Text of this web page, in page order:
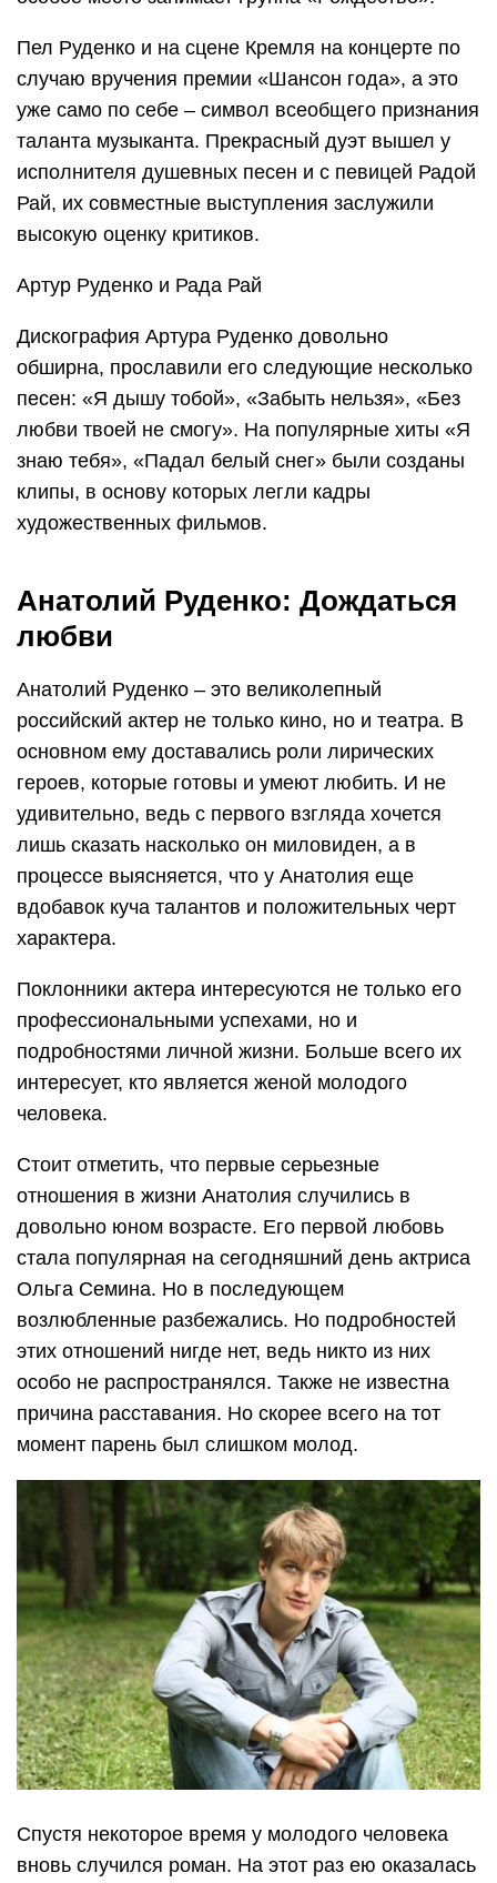
Пел Руденко и на сцене Кремля на концерте по
случаю вручения премии «Шансон года», а это
уже само по себе – символ всеобщего признания
таланта музыканта. Прекрасный дуэт вышел у
исполнителя душевных песен и с певицей Радой
Рай, их совместные выступления заслужили
высокую оценку критиков.
Артур Руденко и Рада Рай
Дискография Артура Руденко довольно
обширна, прославили его следующие несколько
песен: «Я дышу тобой», «Забыть нельзя», «Без
любви твоей не смогу». На популярные хиты «Я
знаю тебя», «Падал белый снег» были созданы
клипы, в основу которых легли кадры
художественных фильмов.
Анатолий Руденко: Дождаться
любви
Анатолий Руденко – это великолепный
российский актер не только кино, но и театра. В
основном ему доставались роли лирических
героев, которые готовы и умеют любить. И не
удивительно, ведь с первого взгляда хочется
лишь сказать насколько он миловиден, а в
процессе выясняется, что у Анатолия еще
вдобавок куча талантов и положительных черт
характера.
Поклонники актера интересуются не только его
профессиональными успехами, но и
подробностями личной жизни. Больше всего их
интересует, кто является женой молодого
человека.
Стоит отметить, что первые серьезные
отношения в жизни Анатолия случились в
довольно юном возрасте. Его первой любовь
стала популярная на сегодняшний день актриса
Ольга Семина. Но в последующем
возлюбленные разбежались. Но подробностей
этих отношений нигде нет, ведь никто из них
особо не распространялся. Также не известна
причина расставания. Но скорее всего на тот
момент парень был слишком молод.
Спустя некоторое время у молодого человека
вновь случился роман. На этот раз ею оказалась